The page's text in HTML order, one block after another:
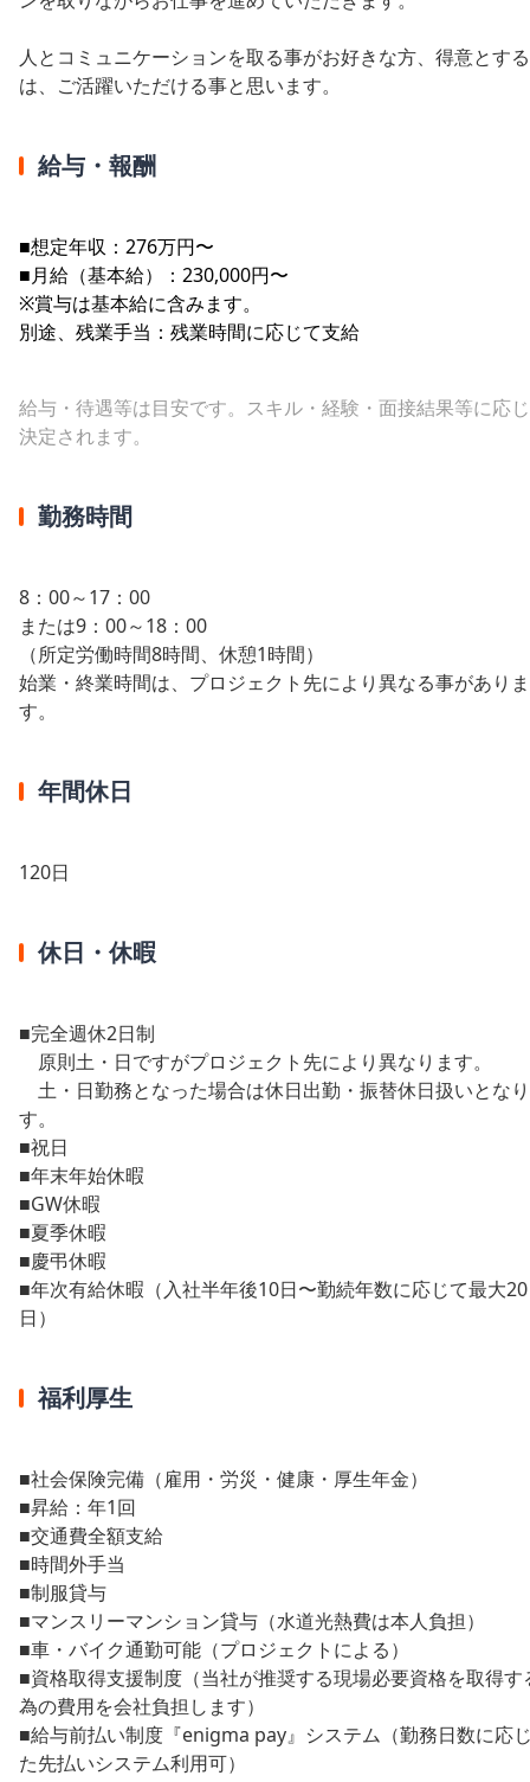
人とコミュニケーションを取る事がお好きな方、得意とす
は、ご活躍いただける事と思います。
給与・報酬
■想定年収：276万円〜
■月給（基本給）：230,000円〜
※賞与は基本給に含みます。
別途、残業手当：残業時間に応じて支給
給与・待遇等は目安です。スキル・経験・面接結果等に応
決定されます。
勤務時間
8：00～17：00
または9：00～18：00
（所定労働時間8時間、休憩1時間）
始業・終業時間は、プロジェクト先により異なる事がありま
す。
年間休日
120日
休日・休暇
■完全週休2日制
原則土・日ですがプロジェクト先により異なります。
土・日勤務となった場合は休日出勤・振替休日扱いとな
す。
■祝日
■年末年始休暇
■GW休暇
■夏季休暇
■慶弔休暇
■年次有給休暇（入社半年後10日〜勤続年数に応じて最大20
日）
福利厚生
■社会保険完備（雇用・労災・健康・厚生年金）
■昇給：年1回
■交通費全額支給
■時間外手当
■制服貸与
■マンスリーマンション貸与（水道光熱費は本人負担）
■車・バイク通勤可能（プロジェクトによる）
■資格取得支援制度（当社が推奨する現場必要資格を取得す
為の費用を会社負担します）
■給与前払い制度『enigma pay』システム（勤務日数に応
た先払いシステム利用可）